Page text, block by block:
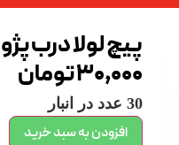
پیچ لولا درب پژو
30,000تومان
30 عدد در انبار
افزودن به سبد خرید